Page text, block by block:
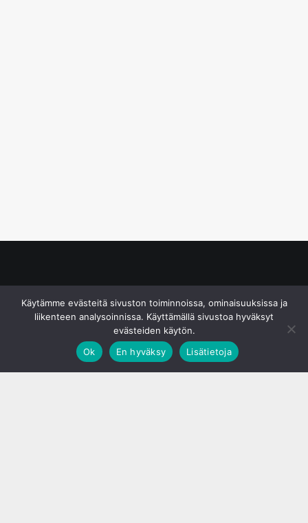
Käytämme evästeitä sivuston toiminnoissa, ominaisuuksissa ja
liikenteen analysoinnissa. Käyttämällä sivustoa hyväksyt
evästeiden käytön.
Ok
En hyväksy Lisätietoja